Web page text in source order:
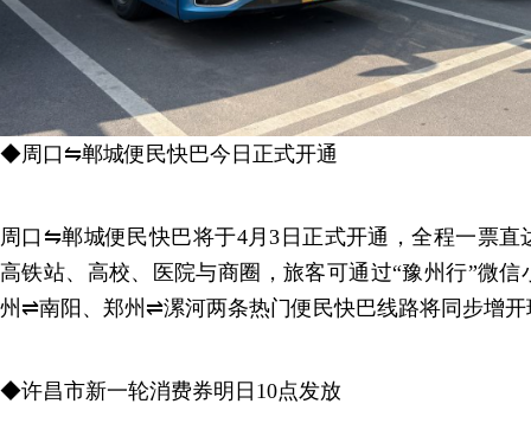
◆周口⇋郸城便民快巴今日正式开通
周口⇋郸城便民快巴将于4月3日正式开通，全程一票直
高铁站、高校、医院与商圈，旅客可通过“豫州行”微
州⇌南阳、郑州⇌漯河两条热门便民快巴线路将同步增开
◆许昌市新一轮消费券明日10点发放